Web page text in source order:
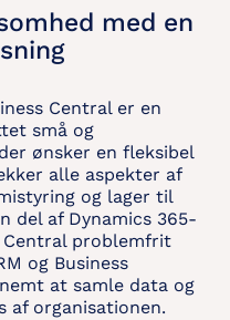
med en
Central er en
små og
ønsker en fleksibel
alle aspekter af
og lager til
del af Dynamics 365-
Central problemfrit
og Business
at samle data og
af organisationen.